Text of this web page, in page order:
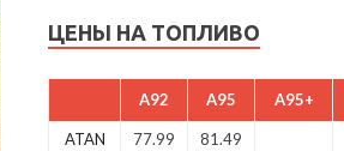
ЦЕНЫ НА ТОПЛИВО
A92 A95 A95+
ATAN 77.99 81.49